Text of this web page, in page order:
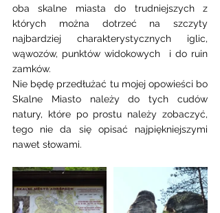
oba skalne miasta do trudniejszych z
których można dotrzeć na szczyty
najbardziej charakterystycznych iglic,
wąwozów, punktów widokowych  i do ruin
zamków.
Nie będę przedłużać tu mojej opowieści bo
Skalne Miasto należy do tych cudów
natury, które po prostu należy zobaczyć,
tego nie da się opisać najpiękniejszymi
nawet słowami.